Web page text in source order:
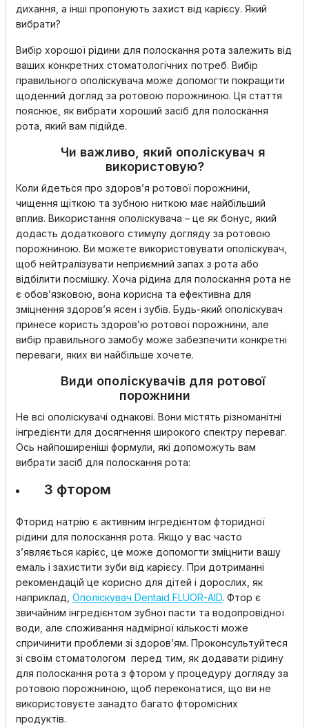
дихання, а інші пропонують захист від карієсу. Який
вибрати?
Вибір хорошої рідини для полоскання рота залежить від
ваших конкретних стоматологічних потреб. Вибір
правильного ополіскувача може допомогти покращити
щоденний догляд за ротовою порожниною. Ця стаття
пояснює, як вибрати хороший засіб для полоскання
рота, який вам підійде.
Чи важливо, який ополіскувач я
використовую?
Коли йдеться про здоров’я ротової порожнини,
чищення щіткою та зубною ниткою має найбільший
вплив. Використання ополіскувача – це як бонус, який
додасть додаткового стимулу догляду за ротовою
порожниною. Ви можете використовувати ополіскувач,
щоб нейтралізувати неприємний запах з рота або
відбілити посмішку. Хоча рідина для полоскання рота не
є обов’язковою, вона корисна та ефективна для
зміцнення здоров’я ясен і зубів. Будь-який ополіскувач
принесе користь здоров’ю ротової порожнини, але
вибір правильного замобу може забезпечити конкретні
переваги, яких ви найбільше хочете.
Види ополіскувачів для ротової
порожнини
Не всі ополіскувачі однакові. Вони містять різноманітні
інгредієнти для досягнення широкого спектру переваг.
Ось найпоширеніші формули, які допоможуть вам
вибрати засіб для полоскання рота:
З фтором
Фторид натрію є активним інгредієнтом фторидної
рідини для полоскання рота. Якщо у вас часто
з’являється карієс, це може допомогти зміцнити вашу
емаль і захистити зуби від карієсу. При дотриманні
рекомендацій це корисно для дітей і дорослих, як
наприклад, Ополіскувач Dentaid FLUOR-AID. Фтор є
звичайним інгредієнтом зубної пасти та водопровідної
води, але споживання надмірної кількості може
спричинити проблеми зі здоров’ям. Проконсультуйтеся
зі своїм стоматологом перед тим, як додавати рідину
для полоскання рота з фтором у процедуру догляду за
ротовою порожниною, щоб переконатися, що ви не
використовуєте занадто багато фторомісних
продуктів.